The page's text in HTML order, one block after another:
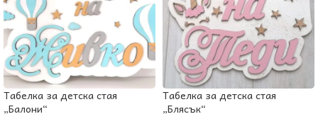
Табелка за детска стая
„Балони“
Табелка за детска стая
„Блясък“